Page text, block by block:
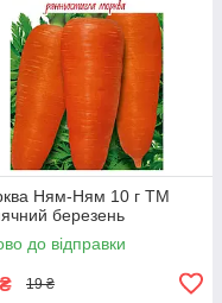
Ням-Ням 10 г ТМ
березень
до відправки
₴ 19 ₴